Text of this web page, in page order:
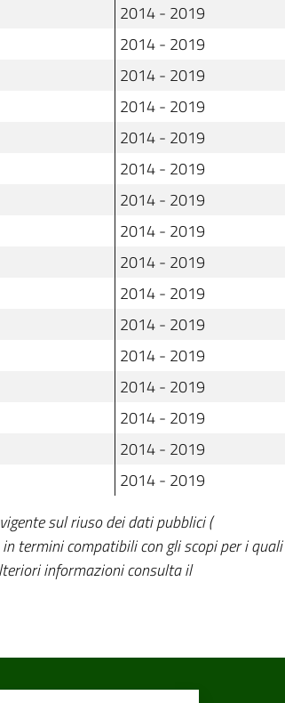
2014 - 2019
2014 - 2019
2014 - 2019
2014 - 2019
2014 - 2019
2014 - 2019
2014 - 2019
2014 - 2019
2014 - 2019
2014 - 2019
2014 - 2019
2014 - 2019
2014 - 2019
2014 - 2019
2014 - 2019
2014 - 2019
sul riuso dei dati pubblici (
termini compatibili con gli scopi per i
informazioni consulta il